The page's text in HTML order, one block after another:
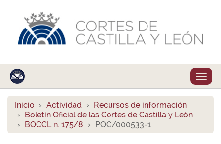
Inicio Actividad
Recursos de información
Boletín Oficial de las Cortes de Castilla y León
BOCCL n. 175/8
POC/000533-1